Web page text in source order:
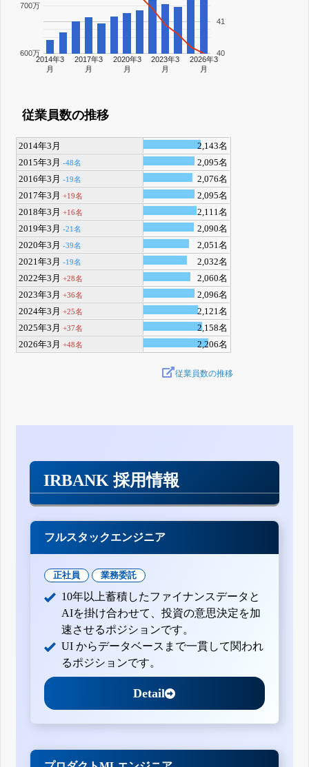
2014年3
月
2017年3
月
2020年3
月
2023年3
月
2026年3
月
600万
700万
40
41
従業員数の推移
2014年3月
2,143名
2015年3月-48名
2,095名
2016年3月-19名
2,076名
2017年3月+19名
2,095名
2018年3月+16名
2,111名
2019年3月-21名
2,090名
2020年3月-39名
2,051名
2021年3月-19名
2,032名
2022年3月+28名
2,060名
2023年3月+36名
2,096名
2024年3月+25名
2,121名
2025年3月+37名
2,158名
2026年3月+48名 2,206名
従業員数の推移
IRBANK 採用情報
フルスタックエンジニア
正社員 業務委託
10年以上蓄積したファイナンスデータと
AIを掛け合わせて、投資の意思決定を加
速させるポジションです。
UI からデータベースまで一貫して関われ
るポジションです。
Detail